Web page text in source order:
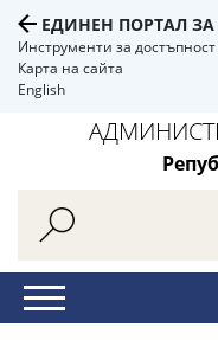
ЕДИНЕН ПОРТАЛ
Инструменти за достъпност
Карта на сайта
English